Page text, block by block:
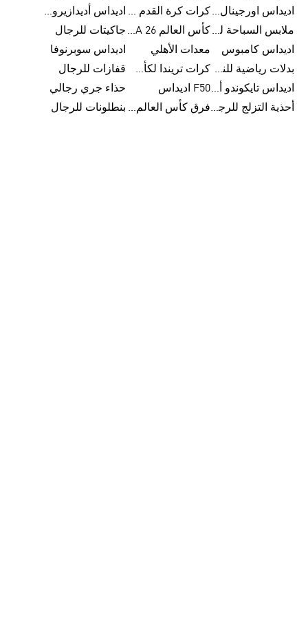
اديداس اورجينال ملابس
كرات كرة القدم للرجال
اديداس أديدازيرو معدات الجري
ملابس السباحة للرجال
كأس العالم FIFA 26™ جاكيتات للرجال
اديداس كامبوس
معدات الأهلي
اديداس سوبرنوفا
بدلات رياضية للنساء
كرات تريندا لكأس العالم FIFA 26™
قفازات للرجال
اديداس تايكوندو أورجنالزF50 اديداس
حذاء جري رجالي
أحذية التزلج للرجال
فرق كأس العالم FIFA 26™ بنطلونات للرجال